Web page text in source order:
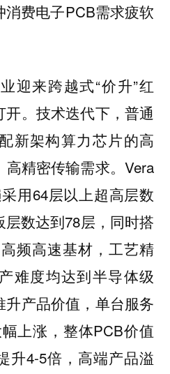
费电子PCB需求疲软
迎来跨越式“价升”红
。技术迭代下，普通
新架构算力芯片的高
精密传输需求。Vera
用64层以上超高层数
数达到78层，同时搭
频高速基材，工艺精
难度均达到半导体级
产品价值，单台服务
上涨，整体PCB价值
升4-5倍，高端产品溢